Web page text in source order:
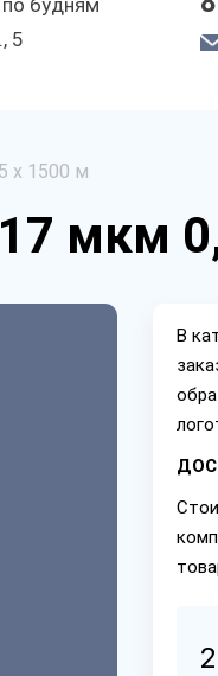
по будням
5
х 1500 м
мкм
В